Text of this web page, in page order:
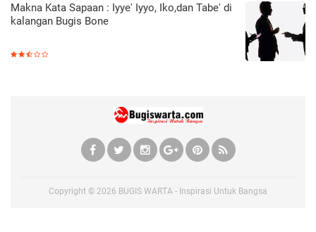
Makna Kata Sapaan : Iyye' Iyyo, Iko,dan Tabe' di
kalangan Bugis Bone
Copyright © 2026 BUGIS WARTA - Inspirasi Untuk Bangsa